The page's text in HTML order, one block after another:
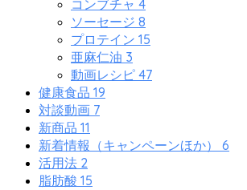
コンブチャ 4
ソーセージ 8
プロテイン 15
亜麻仁油 3
動画レシピ 47
健康食品 19
対談動画 7
新商品 11
新着情報（キャンペーンほか） 6
活用法 2
脂肪酸 15